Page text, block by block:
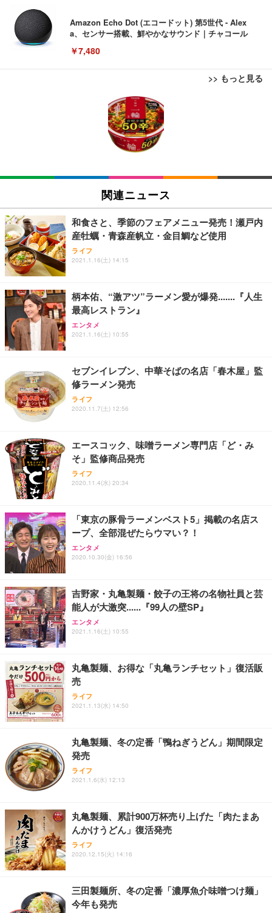
Amazon Echo Dot (エコードット) 第5世代 - Alex
a、センサー搭載、鮮やかなサウンド｜チャコール
￥7,480
>> もっと見る
[EdoErgo] オフィスチェア 椅子 テレワーク 疲れな
い 跳ね上げ式アームレスト コンパクト 約105度ロッ
キング pc 事務椅子 360度回転 座面昇降 強化ナイロ
ン樹脂ベース 通気性メッシュ 在宅ワーク H-WY01
(黒網+黒枠+黒足)
SIHOO B100 オフィスチェア／デスクチェア メッシ
ュチェア 人間工学 疲れない ブラック
￥27,999
Sezlife オフィスチェア デスクチェア 疲れない テレ
ワーク チェア 強化バックレスト 30度ロッキング機
能 人間工学 椅子 腰サポート 90度跳ね上げ式アーム
務用 おしゃれ パソコンチェア (ブラック)
Sezlife オフィスチェア デスクチェア 疲れない テレ
ワーク チェア 強化バックレスト 30度ロッキング機
能 人間工学 椅子 腰サポート 90度跳ね上げ式アーム
務用 おしゃれ パソコンチェア (ホワイト)
ANDWINT オフィスチェア デスクチェア 肘なし メ
ッシュ 通気性 ランバーサポート付き 腰サポート ガ
ス圧無段階昇降 360度回転 キャスター付き コンパク
EIZO ビジネス向けプレミアムモニター | FlexScan
EV3240X-WT | 31.5型4K UHD・USB Type-C・ホワ
EIZO ビジネス向けプレミアムモニター | FlexScan
￥109,572
【純正品】27"ゲーミングモニター DualSense 充電
フック付き（CFI-ZDM1J）
【整備済み品】Dell E2724HS 27インチ 液晶モニタ
ー フルHD（1920×1080）VA 非光沢 HDMI/DisplayP
ort/VGA スピーカー内蔵 高さ調整 スイベル VESA対
【MiniLED/24.5inch/280Hz/FHD】GRAPHT THE S
HOOTER Gaming Monitor 24” Essential ゲーミン
グモニター QD 24.5インチ 1ms FHD 量子ドット 残
Amazonベーシック ペットシーツ 薄型 レギュラー 1
回使い捨て 無香料 ホワイト 300枚
Amazonベーシック ペットシーツ 厚型 ワイド 42枚
x2袋(84枚) ホワイト(吸収面:ライトブルー)
￥3,234
ネオ・ルーライフ ネオ・オムツ L 中型犬用 26枚入
り 単品
Smart Basic(スマートベーシック) 【Amazon.co.jp
限定】 Smart Basic アイリスオーヤマ ペットシーツ
超厚型 お徳用 ワイド 100枚入 (x 1) (ケース販売)
アイリスオーヤマ ペットシーツ 超厚型 お徳用 レギ
ュラー 200枚入【Amazon.co.jp限定】
関連ニュース
和食さと、季節のフェアメニュー発売！瀬戸内
産牡蠣・青森産帆立・金目鯛など使用
ライフ
2021.1.16(土) 14:15
柄本佑、“激アツ”ラーメン愛が爆発.......『人生
最高レストラン』
エンタメ
2021.1.16(土) 10:55
セブンイレブン、中華そばの名店「春木屋」監
修ラーメン発売
ライフ
2020.11.7(土) 12:56
エースコック、味噌ラーメン専門店「ど・み
そ」監修商品発売
ライフ
2020.11.4(水) 20:34
「東京の豚骨ラーメンベスト5」掲載の名店ス
ープ、全部混ぜたらウマい？！
エンタメ
2020.10.30(金) 16:56
吉野家・丸亀製麺・餃子の王将の名物社員と芸
能人が大激突......『99人の壁SP』
エンタメ
2021.1.16(土) 10:55
丸亀製麺、お得な「丸亀ランチセット」復活販
売
ライフ
2021.1.13(水) 14:50
丸亀製麺、冬の定番「鴨ねぎうどん」期間限定
発売
ライフ
2021.1.6(水) 12:13
丸亀製麺、累計900万杯売り上げた「肉たまあ
んかけうどん」復活発売
ライフ
2020.12.15(火) 14:16
三田製麺所、冬の定番「濃厚魚介味噌つけ麺」
今年も発売